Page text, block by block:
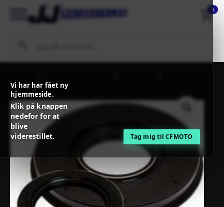
Vi har har fået ny
hjemmeside.
Klik på knappen
nedefor for at
blive
viderestillet.
Tag mig til CFMOTO
0
CRANKSHAFT OIL SEALS KIT